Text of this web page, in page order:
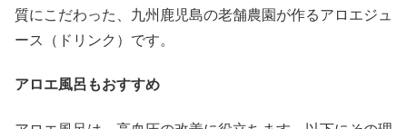
質にこだわった、九州鹿児島の老舗農園が作るアロエジュ
ース（ドリンク）です。
アロエ風呂もおすすめ